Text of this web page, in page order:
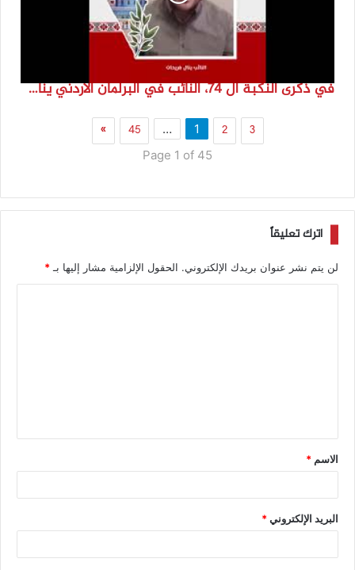
في ذكرى النكبة ال 74، النائب في البرلمان الأردني ينال فرحات
1 2 3
…
45
»
Page 1 of 45
اترك تعليقاً
لن يتم نشر عنوان بريدك الإلكتروني. الحقول الإلزامية مشار إليها بـ *
الاسم *
البريد الإلكتروني*